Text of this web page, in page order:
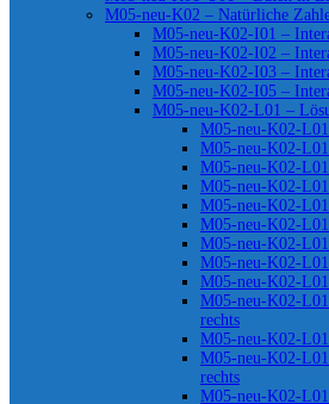
M05-neu-K02 – Natürliche
M05-neu-K02-I01 –
M05-neu-K02-I02 –
M05-neu-K02-I03 –
M05-neu-K02-I05 –
M05-neu-K02-L01 –
M05-neu-K02-
M05-neu-K02-
M05-neu-K02-
M05-neu-K02-
M05-neu-K02-
M05-neu-K02-
M05-neu-K02-
M05-neu-K02-
M05-neu-K02-
M05-neu-K02-
rechts
M05-neu-K02-
M05-neu-K02-
rechts
M05-neu-K02-